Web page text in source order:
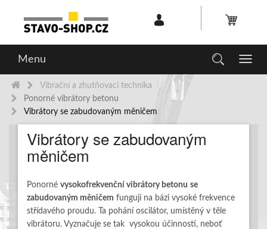
Toggle
Menu
Vibrační a zhutňovací technika
Ponorné vibrátory betonu
Vibrátory se zabudovaným měničem
Vibrátory se zabudovaným
měničem
Ponorné vysokofrekvenční vibrátory betonu se
zabudovaným měničem fungují na bázi vysoké frekvence
střídavého proudu. Ta pohání oscilátor, umístěný v těle
vibrátoru. Vyznačuje se tak vysokou účinností, neboť